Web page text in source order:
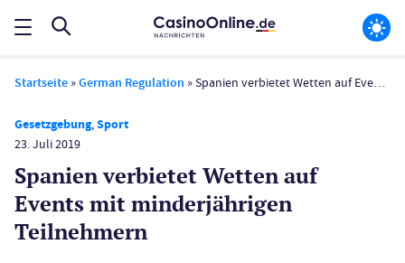
Startseite »German Regulation »Spanien verbietet Wetten auf Events mit minderjährigen Teilnehmern
Gesetzgebung,Sport
23. Juli 2019
Spanien verbietet Wetten auf
Events mit minderjährigen
Teilnehmern